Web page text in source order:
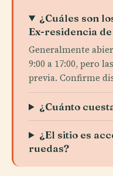
¿Cuáles son
Ex-residencia
Generalmente
9:00 a 17:00, pero
previa. Confirme
¿Cuánto
¿El sitio es
ruedas?